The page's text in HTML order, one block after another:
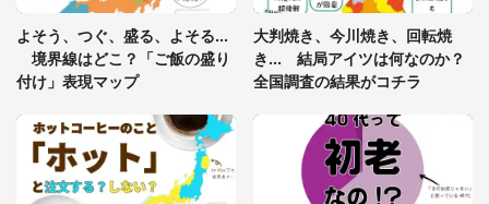
「閉所恐怖症の私は新幹線で大パニック。隣席の青
年に『手を繋いで』とお願いしたら...」 体験談に
8万人感動
知らぬおじいさんがわざわざ声をかけてきて（兵庫
県・30代女性）
よそう、つぐ、盛る、よそる...
境界線はどこ？「ご飯の盛り
付け」表現マップ
大判焼き、今川焼き、回転焼
き... 結局アイツは何なのか？
全国調査の結果がコチラ